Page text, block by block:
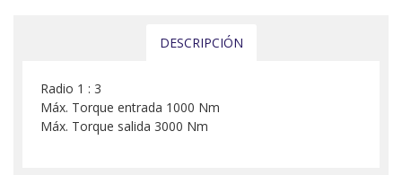
DESCRIPCIÓN
Radio 1 : 3
Máx. Torque entrada 1000 Nm
Máx. Torque salida 3000 Nm